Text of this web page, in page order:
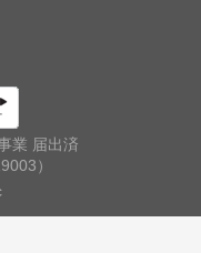
業 届出済
）